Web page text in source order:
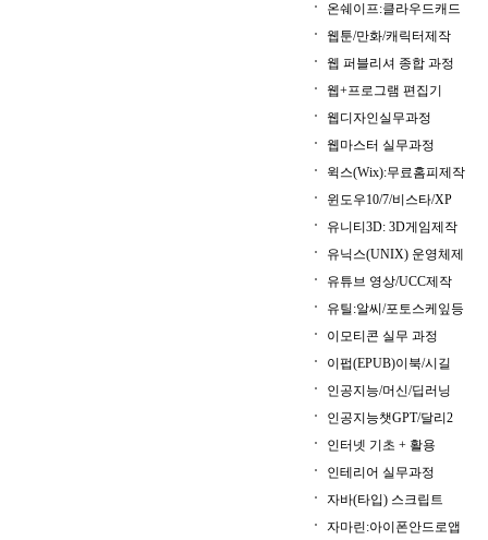
온쉐이프:클라우드캐드
웹툰/만화/캐릭터제작
웹 퍼블리셔 종합 과정
웹+프로그램 편집기
웹디자인실무과정
웹마스터 실무과정
윅스(Wix):무료홈피제작
윈도우10/7/비스타/XP
유니티3D: 3D게임제작
유닉스(UNIX) 운영체제
유튜브 영상/UCC제작
유틸:알씨/포토스케잎등
이모티콘 실무 과정
이펍(EPUB)이북/시길
인공지능/머신/딥러닝
인공지능챗GPT/달리2
인터넷 기초 + 활용
인테리어 실무과정
자바(타입) 스크립트
자마린:아이폰안드로앱